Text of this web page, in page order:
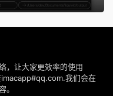
，让大家更效率的使用
我们会在
。